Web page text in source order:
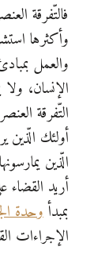
فالتّفرقة
وأكثرها
والعمل
الإنسان،
التّفرقة
أولئك الّذين
الّذين
أريد القضاء
بمبدأوحدة
الإجراءات